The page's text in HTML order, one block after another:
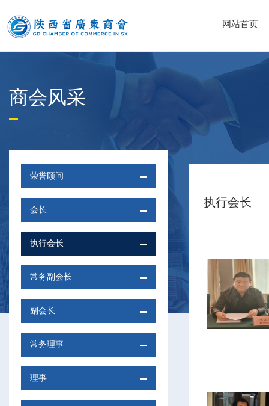
网站首页
商会风采
荣誉顾问
会长
执行会长
常务副会长
副会长
常务理事
理事
执行会长